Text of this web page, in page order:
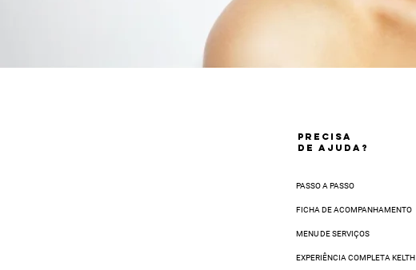
PRECISA
DE AJUDA?
PASSO A PASSO
FICHA DE ACOMPANHAMENTO
MENU DE SERVIÇOS
EXPERIÊNCIA COMPLETA KELTH